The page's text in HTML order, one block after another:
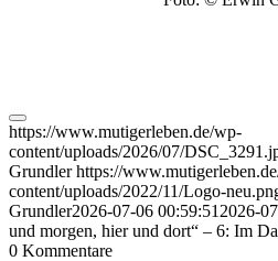
https://www.mutigerleben.de/wp-
content/uploads/2026/07/
Grundler https://
content/uploads/2022/11/Logo-
Grundler2026-07-06 00:59:51 2026-
und morgen, hier und dort“ – 6: Im
0 Kommentare